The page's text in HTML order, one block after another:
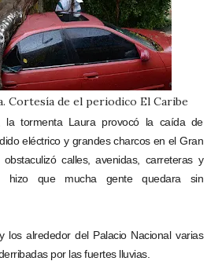
Cortesía de el periodico El Caribe
la tormenta Laura provocó la caída de
eléctrico y grandes charcos en el Gran
calles, avenidas, carreteras y
hizo que mucha gente quedara sin
los alrededor del Palacio Nacional varias
por las fuertes lluvias.